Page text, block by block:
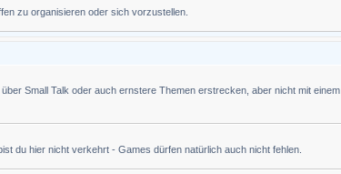
zu organisieren oder sich vorzustellen.
Small Talk oder auch ernstere Themen erstrecken, aber nicht mit einem
du hier nicht verkehrt - Games dürfen natürlich auch nicht fehlen.